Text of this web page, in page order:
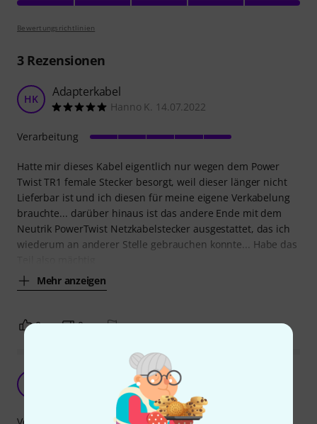
Bewertungsrichtlinien
3Rezensionen
HK Adapterkabel
Hanno K. 14.07.2022
Hatte mir dieses Kabel eigentlich nur wegen dem Power
Twist TR1 female Stecker besorgt, weil dieser länger nicht
Lieferbar ist und ich diesen für meine eigene Verkabelung
brauchte... darüber hinaus ist das andere Ende mit dem
Neutrik PowerTwist Netzkabelstecker ausgestattet, das ich
wiederum an anderer Stelle gebrauchen konnte... Habe das
Mehr anzeigen
Verarbeitung
0 0 BEWERTUNG MELDEN
Ssnake mit gutem preis/Leistungsverhältnis
Andreas UNIT 28.05.2026